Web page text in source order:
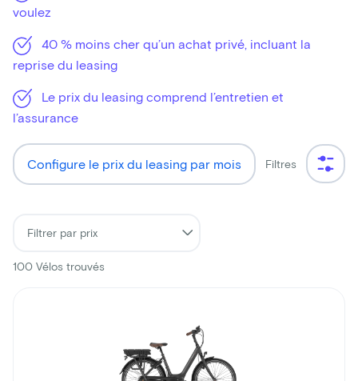
voulez
40 % moins cher qu’un achat privé, incluant la
reprise du leasing
Le prix du leasing comprend l’entretien et
l’assurance
Configure le prix du leasing par mois Filtres
100 Vélos trouvés